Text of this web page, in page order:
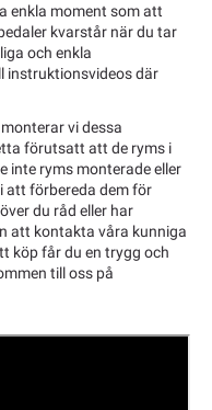
enkla moment som att
kvarstår när du tar
och enkla
instruktionsvideos där
vi dessa
förutsatt att de ryms i
inte ryms monterade eller
att förbereda dem för
du råd eller har
att kontakta våra kunniga
köp får du en trygg och
till oss på